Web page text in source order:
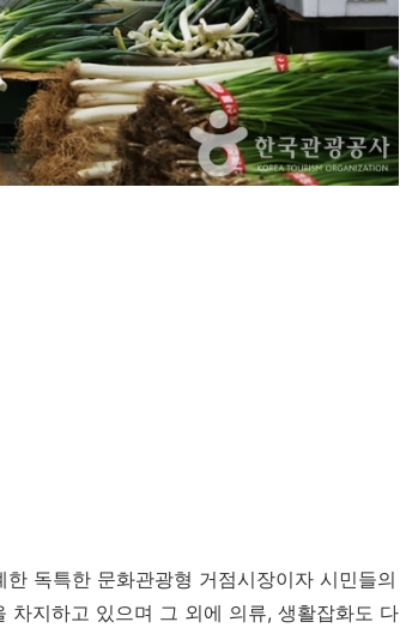
독특한 문화관광형 거점시장이자 시민들의
차지하고 있으며 그 외에 의류, 생활잡화도 다